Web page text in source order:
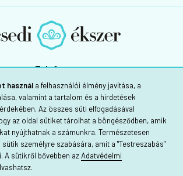
használ a felhasználói élmény javítása, a
valamint a tartalom és a hirdetések
Az összes süti elfogadásával
az oldal sütiket tárolhat a böngésződben, amik
nyújthatnak a számunkra. Természetesen
személyre szabására, amit a "Testreszabás"
A sütikről bővebben azAdatvédelmi
Telefon:
+36 30/725-1160